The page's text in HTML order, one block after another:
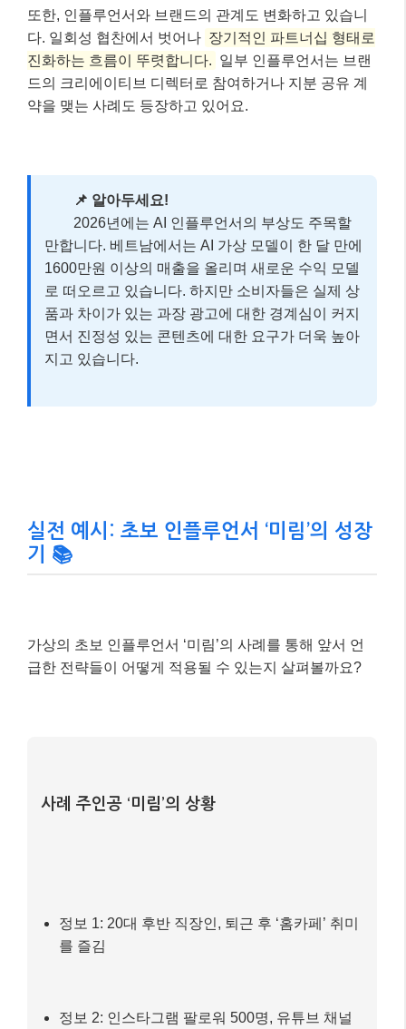
또한, 인플루언서와 브랜드의 관계도 변화하고 있습니
다. 일회성 협찬에서 벗어나 장기적인 파트너십 형태로
진화하는 흐름이 뚜렷합니다. 일부 인플루언서는 브랜
드의 크리에이티브 디렉터로 참여하거나 지분 공유 계
약을 맺는 사례도 등장하고 있어요.
📌 알아두세요!
2026년에는 AI 인플루언서의 부상도 주목할
만합니다. 베트남에서는 AI 가상 모델이 한 달 만에
1600만원 이상의 매출을 올리며 새로운 수익 모델
로 떠오르고 있습니다. 하지만 소비자들은 실제 상
품과 차이가 있는 과장 광고에 대한 경계심이 커지
면서 진정성 있는 콘텐츠에 대한 요구가 더욱 높아
지고 있습니다.
실전 예시: 초보 인플루언서 ‘미림’의 성장
기 📚
가상의 초보 인플루언서 ‘미림’의 사례를 통해 앞서 언
급한 전략들이 어떻게 적용될 수 있는지 살펴볼까요?
사례 주인공 ‘미림’의 상황
정보 1: 20대 후반 직장인, 퇴근 후 ‘홈카페’ 취미
를 즐김
정보 2: 인스타그램 팔로워 500명, 유튜브 채널